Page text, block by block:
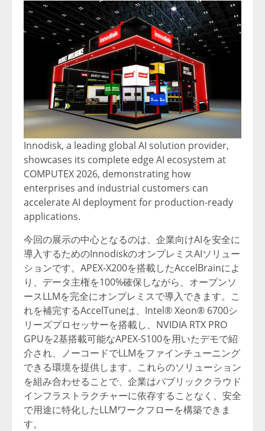
Innodisk, a leading global AI solution provider,
showcases its complete edge AI ecosystem at
COMPUTEX 2026, demonstrating how
enterprises and industrial customers can
accelerate AI deployment for production-ready
applications.
今回の展示の中心となるのは、企業向けAIを安全に
導入するためのInnodiskのオンプレミスAIソリュー
ションです。APEX-X200を搭載したAccelBrainによ
り、データ主権を100%確保しながら、オープンソ
ースLLMを完全にオンプレミスで導入できます。こ
れを補完するAccelTuneは、Intel® Xeon® 6700シ
リーズプロセッサーを搭載し、NVIDIA RTX PRO
GPUを2基搭載可能なAPEX-S100を用いたデモで紹
介され、ノーコードでLLMをファインチューニング
できる環境を提供します。これらのソリューション
を組み合わせることで、企業はパブリッククラウド
インフラストラクチャーに依存することなく、安全
で用途に特化したLLMワークフローを構築できま
す。